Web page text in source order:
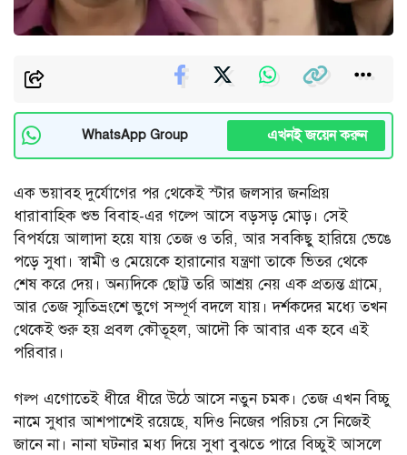
WhatsApp Group এখনই জয়েন করুন
এক ভয়াবহ দুর্যোগের পর থেকেই স্টার জলসার জনপ্রিয়
ধারাবাহিক শুভ বিবাহ-এর গল্পে আসে বড়সড় মোড়। সেই
বিপর্যয়ে আলাদা হয়ে যায় তেজ ও তরি, আর সবকিছু হারিয়ে ভেঙে
পড়ে সুধা। স্বামী ও মেয়েকে হারানোর যন্ত্রণা তাকে ভিতর থেকে
শেষ করে দেয়। অন্যদিকে ছোট্ট তরি আশ্রয় নেয় এক প্রত্যন্ত গ্রামে,
আর তেজ স্মৃতিভ্রংশে ভুগে সম্পূর্ণ বদলে যায়। দর্শকদের মধ্যে তখন
থেকেই শুরু হয় প্রবল কৌতূহল, আদৌ কি আবার এক হবে এই
পরিবার।
গল্প এগোতেই ধীরে ধীরে উঠে আসে নতুন চমক। তেজ এখন বিচ্চু
নামে সুধার আশপাশেই রয়েছে, যদিও নিজের পরিচয় সে নিজেই
জানে না। নানা ঘটনার মধ্য দিয়ে সুধা বুঝতে পারে বিচ্চুই আসলে